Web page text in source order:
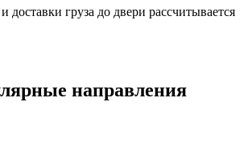
доставки груза до двери рассчитывается
направления